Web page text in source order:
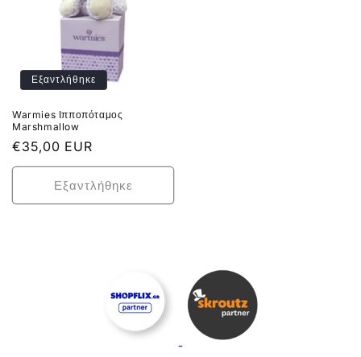
Εξαντλήθηκε
Warmies Ιπποπόταμος
Marshmallow
Κανονική
τιμή
€35,00 EUR
Εξαντλήθηκε